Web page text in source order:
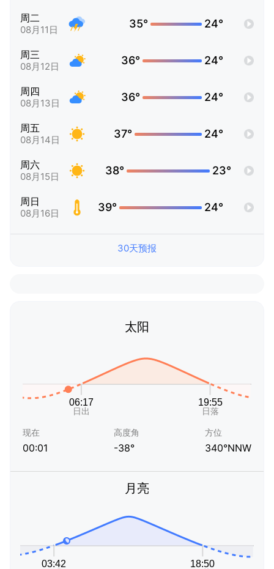
周二
08月11日 35° 24°
周三
08月12日 36° 24°
周四
08月13日 36° 24°
周五
08月14日 37° 24°
周六
08月15日 38° 23°
周日
08月16日 39° 24°
30天预报
太阳
现在
00:01
高度角
-38°
方位
340°NNW
月亮